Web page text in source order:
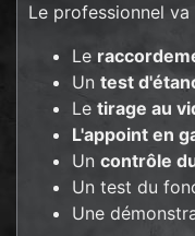
Le professionnel
Le
Un test
Le tirage au
L'appoint en
Un contrôle
Un test du
Une